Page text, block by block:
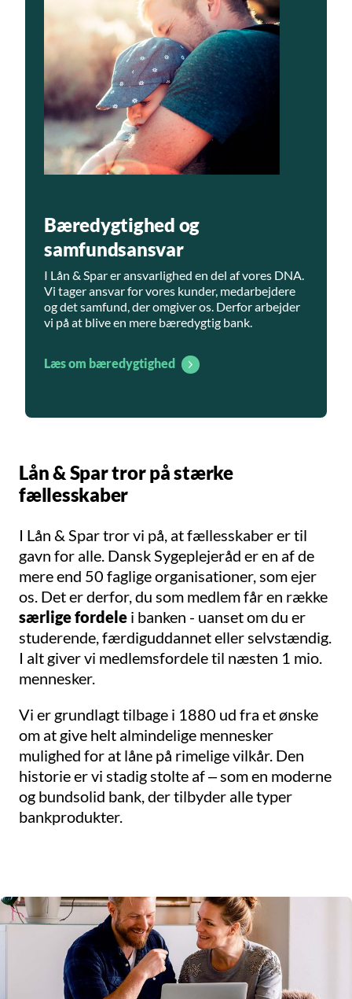
Bæredygtighed og
samfundsansvar
I Lån & Spar er ansvarlighed en del af vores DNA.
Vi tager ansvar for vores kunder, medarbejdere
og det samfund, der omgiver os. Derfor arbejder
vi på at blive en mere bæredygtig bank.
Læs om bæredygtighed
Lån & Spar tror på stærke
fællesskaber
I Lån & Spar tror vi på, at fællesskaber er til
gavn for alle. Dansk Sygeplejeråd er en af de
mere end 50 faglige organisationer, som ejer
os. Det er derfor, du som medlem får en række
særlige fordele i banken - uanset om du er
studerende, færdiguddannet eller selvstændig.
I alt giver vi medlemsfordele til næsten 1 mio.
mennesker.
Vi er grundlagt tilbage i 1880 ud fra et ønske
om at give helt almindelige mennesker
mulighed for at låne på rimelige vilkår. Den
historie er vi stadig stolte af – som en moderne
og bundsolid bank, der tilbyder alle typer
bankprodukter.